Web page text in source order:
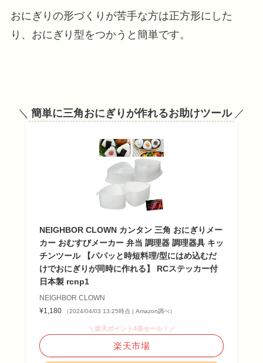
おにぎりの形づくりが苦手な方は正方形にした
り、おにぎり型をつかうと簡単です。
＼ 簡単に三角おにぎりが作れるお助けツール ／
NEIGHBOR CLOWN カンタン 三角 おにぎりメー
カー おむすびメーカー 弁当 調理器 調理器具 キッ
チンツール 【パパッと時短料理/型にはめ込むだ
けでおにぎりが同時に作れる】 RCステッカー付
日本製 rcnp1
NEIGHBOR CLOWN
¥1,180
（2024/04/03 13:25時点 | Amazon調べ）
＼楽天ポイント4倍セール！／
楽天市場